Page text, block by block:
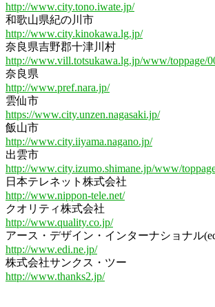
http://www.city.tono.iwate.jp/
和歌山県紀の川市
http://www.city.kinokawa.lg.jp/
奈良県吉野郡十津川村
http://www.vill.totsukawa.lg.jp/www/toppage/
奈良県
http://www.pref.nara.jp/
雲仙市
https://www.city.unzen.nagasaki.jp/
飯山市
http://www.city.iiyama.nagano.jp/
出雲市
http://www.city.izumo.shimane.jp/www/
日本テレネット株式会社
http://www.nippon-tele.net/
クオリティ株式会社
http://www.quality.co.jp/
アース・デザイン・インターナショナル
http://www.edi.ne.jp/
株式会社サンクス・ツー
http://www.thanks2.jp/